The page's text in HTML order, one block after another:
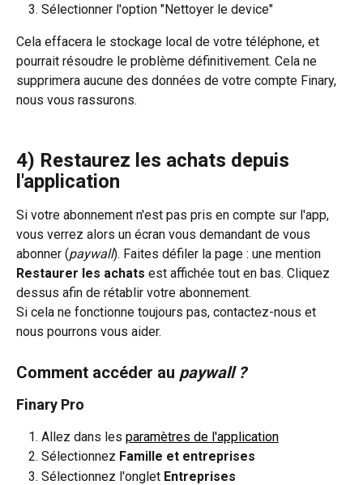
Sélectionner l'option "Nettoyer le device"
Cela effacera le stockage local de votre téléphone, et
pourrait résoudre le problème définitivement. Cela ne
supprimera aucune des données de votre compte Finary,
nous vous rassurons.
4) Restaurez les achats depuis
l'application
Si votre abonnement n'est pas pris en compte sur l'app,
vous verrez alors un écran vous demandant de vous
abonner (paywall). Faites défiler la page : une mention
Restaurer les achats est affichée tout en bas. Cliquez
dessus afin de rétablir votre abonnement.
Si cela ne fonctionne toujours pas, contactez-nous et
nous pourrons vous aider.
Comment accéder au paywall ?
Finary Pro
Allez dans les paramètres de l'application
Sélectionnez Famille et entreprises
Sélectionnez l'onglet Entreprises